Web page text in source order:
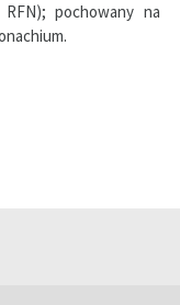
RFN); pochowany na